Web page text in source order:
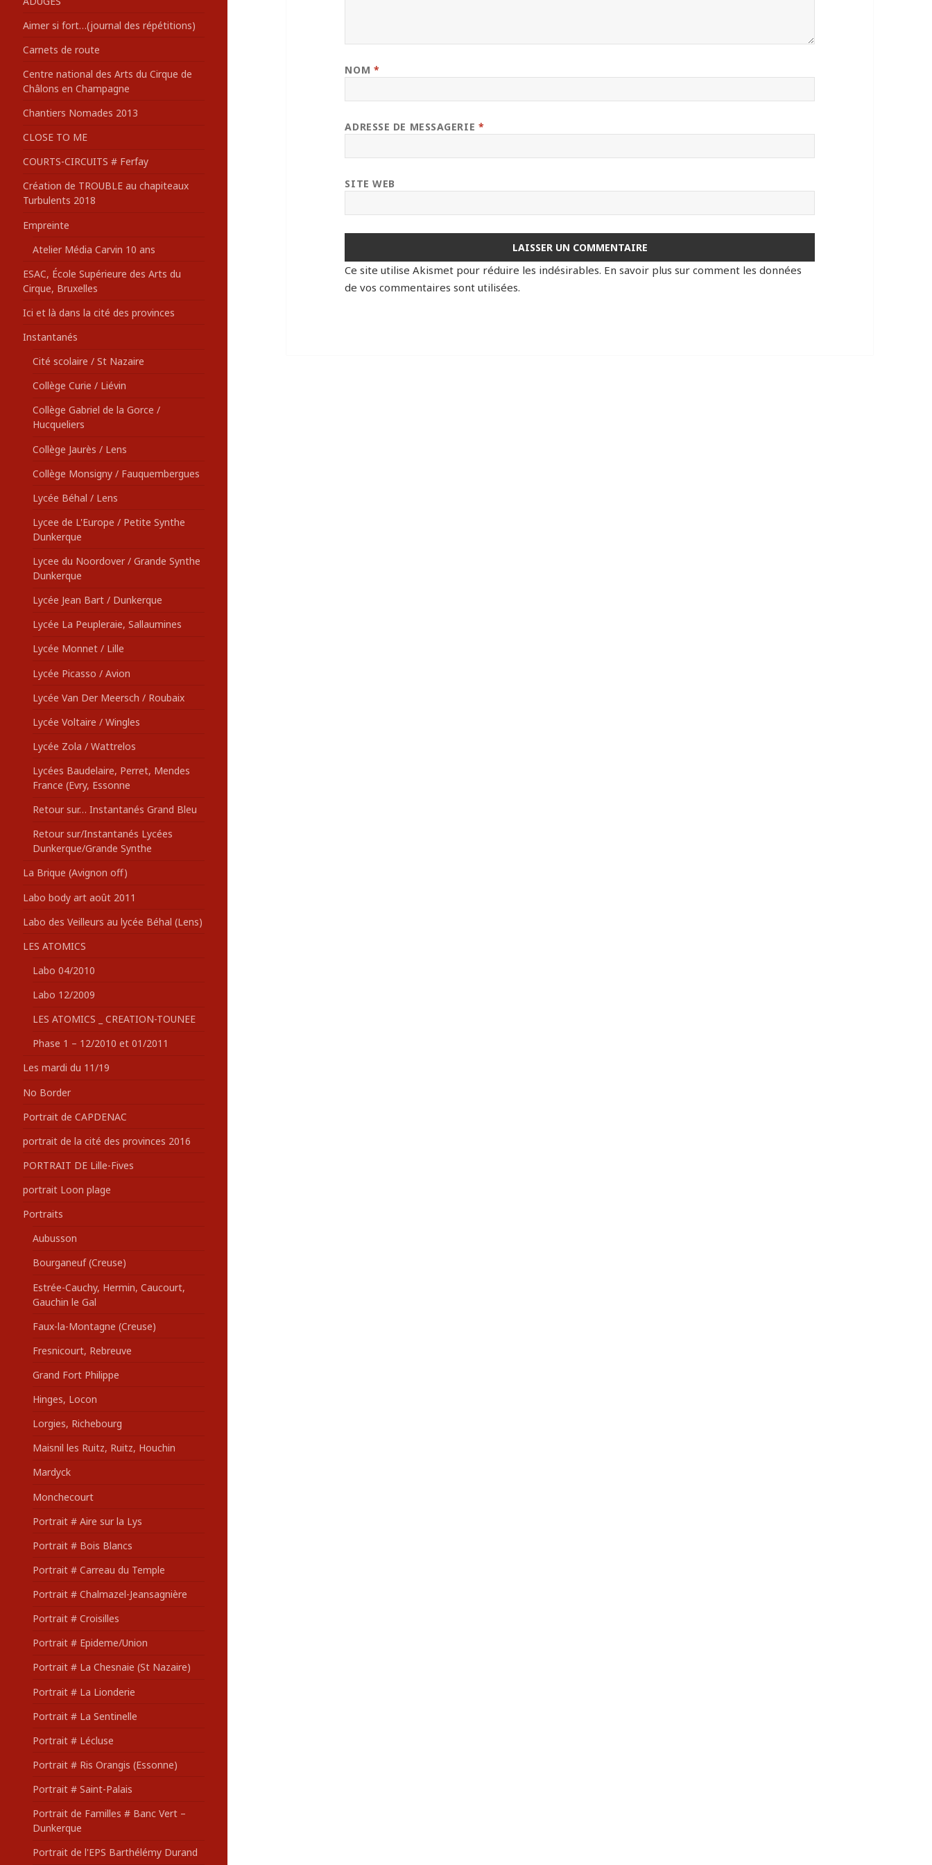
:Aimer si fort…(journal des répétitions)
Carnets de route
Centre national des Arts du Cirque de
Châlons en Champagne
Chantiers Nomades 2013
CLOSE TO ME
COURTS-CIRCUITS # Ferfay
Création de TROUBLE au chapiteaux
Turbulents 2018
Empreinte
Atelier Média Carvin 10 ans
ESAC, École Supérieure des Arts du
Cirque, Bruxelles
Ici et là dans la cité des provinces
Instantanés
Cité scolaire / St Nazaire
Collège Curie / Liévin
Collège Gabriel de la Gorce /
Hucqueliers
Collège Jaurès / Lens
Collège Monsigny / Fauquembergues
Lycée Béhal / Lens
Lycee de L'Europe / Petite Synthe
Dunkerque
Lycee du Noordover / Grande Synthe
Dunkerque
Lycée Jean Bart / Dunkerque
Lycée La Peupleraie, Sallaumines
Lycée Monnet / Lille
Lycée Picasso / Avion
Lycée Van Der Meersch / Roubaix
Lycée Voltaire / Wingles
Lycée Zola / Wattrelos
Lycées Baudelaire, Perret, Mendes
France (Evry, Essonne
Retour sur… Instantanés Grand Bleu
Retour sur/Instantanés Lycées
Dunkerque/Grande Synthe
La Brique (Avignon off)
Labo body art août 2011
Labo des Veilleurs au lycée Béhal (Lens)
LES ATOMICS
Labo 04/2010
Labo 12/2009
LES ATOMICS _ CREATION-TOUNEE
Phase 1 – 12/2010 et 01/2011
Les mardi du 11/19
No Border
Portrait de CAPDENAC
portrait de la cité des provinces 2016
PORTRAIT DE Lille-Fives
portrait Loon plage
Portraits
Aubusson
Bourganeuf (Creuse)
Estrée-Cauchy, Hermin, Caucourt,
Gauchin le Gal
Faux-la-Montagne (Creuse)
Fresnicourt, Rebreuve
Grand Fort Philippe
Hinges, Locon
Lorgies, Richebourg
Maisnil les Ruitz, Ruitz, Houchin
Mardyck
Monchecourt
Portrait # Aire sur la Lys
Portrait # Bois Blancs
Portrait # Carreau du Temple
Portrait # Chalmazel-Jeansagnière
Portrait # Croisilles
Portrait # Epideme/Union
Portrait # La Chesnaie (St Nazaire)
Portrait # La Lionderie
Portrait # La Sentinelle
Portrait # Lécluse
Portrait # Ris Orangis (Essonne)
Portrait # Saint-Palais
Portrait de Familles # Banc Vert –
Dunkerque
Portrait de l'EPS Barthélémy Durand
NOM *
ADRESSE DE MESSAGERIE *
SITE WEB
Ce site utilise Akismet pour réduire les indésirables. En savoir plus sur comment les données
de vos commentaires sont utilisées.